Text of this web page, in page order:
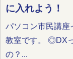
に入れよう！
パソコン市民講座
教室です。 ◎DX
の？...